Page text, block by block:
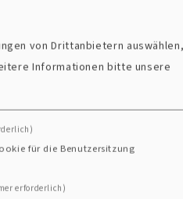
No9
von Drittanbietern
Informationen bitte unsere
für die Benutzersitzung
erforderlich)